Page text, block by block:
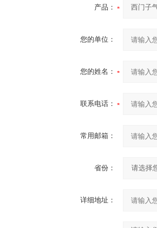
产品：
您的单位：
您的姓名：
联系电话：
常用邮箱：
省份：
详细地址：